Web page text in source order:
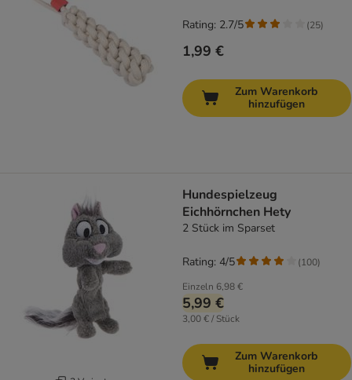
1,99 €
Rating: 2.7/5 (25)
Zum Warenkorb
hinzufügen
Hundespielzeug
Eichhörnchen Hety
2 Stück im Sparset
Einzeln 6,98 €
5,99 €
3,00 € / Stück
Rating: 4/5 (100)
Zum Warenkorb
hinzufügen